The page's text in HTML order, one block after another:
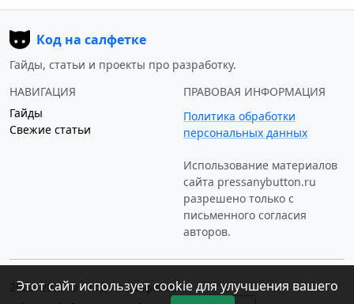
Код на салфетке
Гайды, статьи и проекты про разработку.
НАВИГАЦИЯ
Гайды
Свежие статьи
ПРАВОВАЯ ИНФОРМАЦИЯ
Политика обработки
персональных данных
Использование материалов
сайта pressanybutton.ru
разрешено только c
письменного согласия
авторов.
2023–2026 © «Код на салфетке»
Этот сайт использует cookie для улучшения вашего